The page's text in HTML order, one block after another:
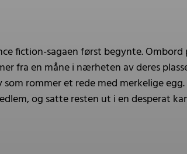
fiction-sagaen først begynte.
fra en måne i nærheten av deres
rommer et rede med merkelige
og satte resten ut i en desperat